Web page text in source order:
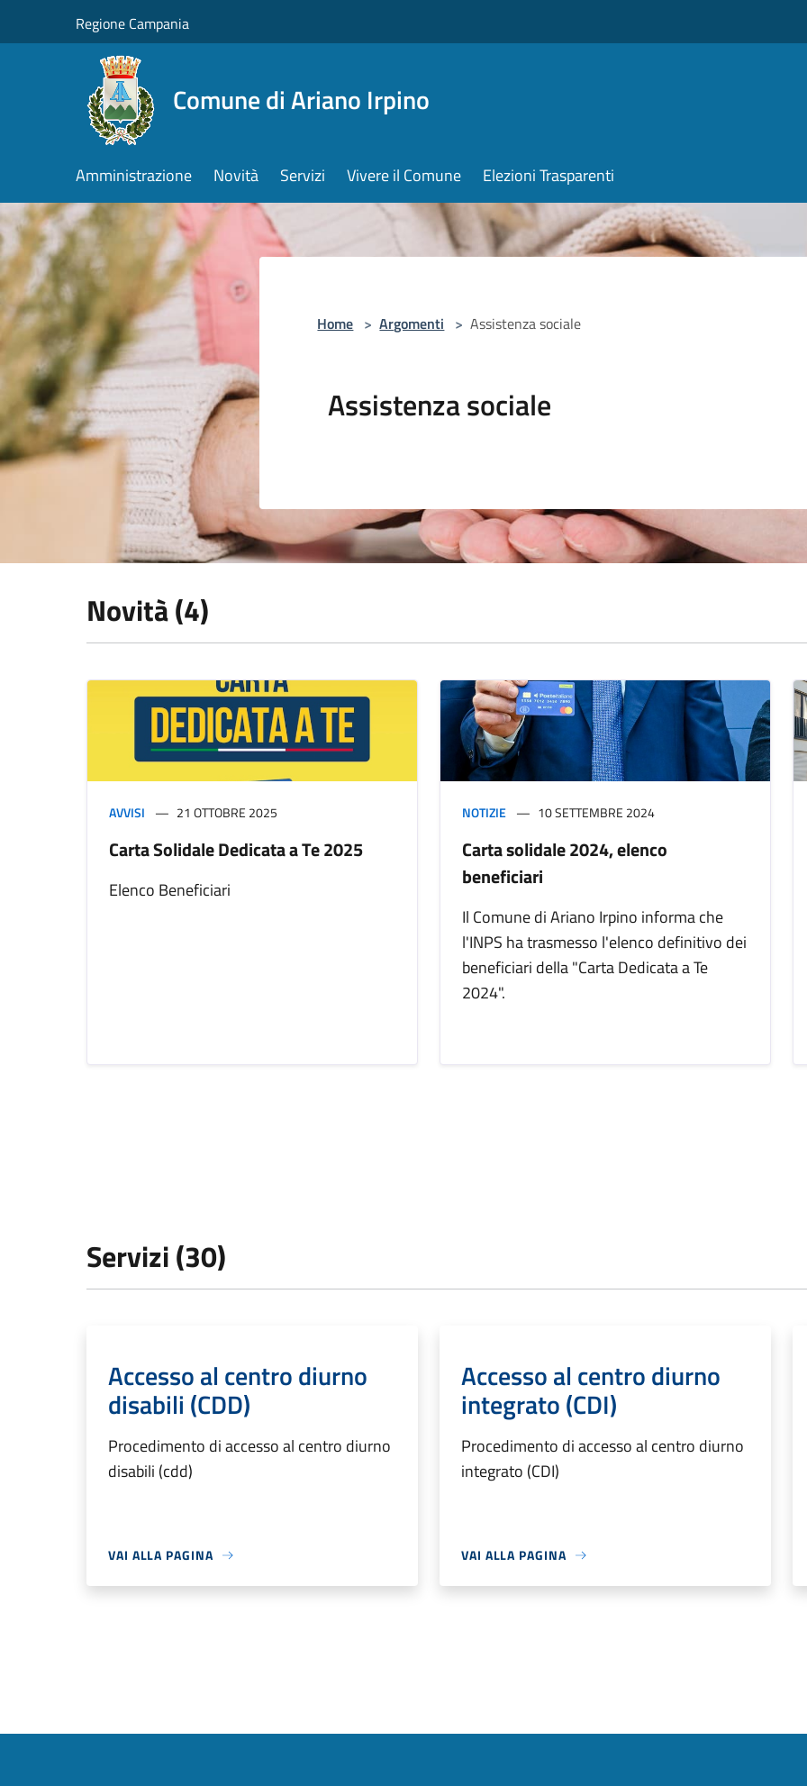
Regione Campania
Comune di Ariano Irpino
Amministrazione Novità Servizi Vivere il Comune Elezioni Trasparenti
Home > Argomenti > Assistenza sociale
Assistenza sociale
Novità (4)
AVVISI 21 OTTOBRE 2025
Carta Solidale Dedicata a Te 2025
Elenco Beneficiari
NOTIZIE 10 SETTEMBRE 2024
Carta solidale 2024, elenco
beneficiari
Il Comune di Ariano Irpino informa che
l'INPS ha trasmesso l'elenco definitivo dei
beneficiari della "Carta Dedicata a Te
2024".
Servizi (30)
Accesso al centro diurno
disabili (CDD)
Procedimento di accesso al centro diurno
disabili (cdd)
VAI ALLA PAGINA
Accesso al centro diurno
integrato (CDI)
Procedimento di accesso al centro diurno
integrato (CDI)
VAI ALLA PAGINA